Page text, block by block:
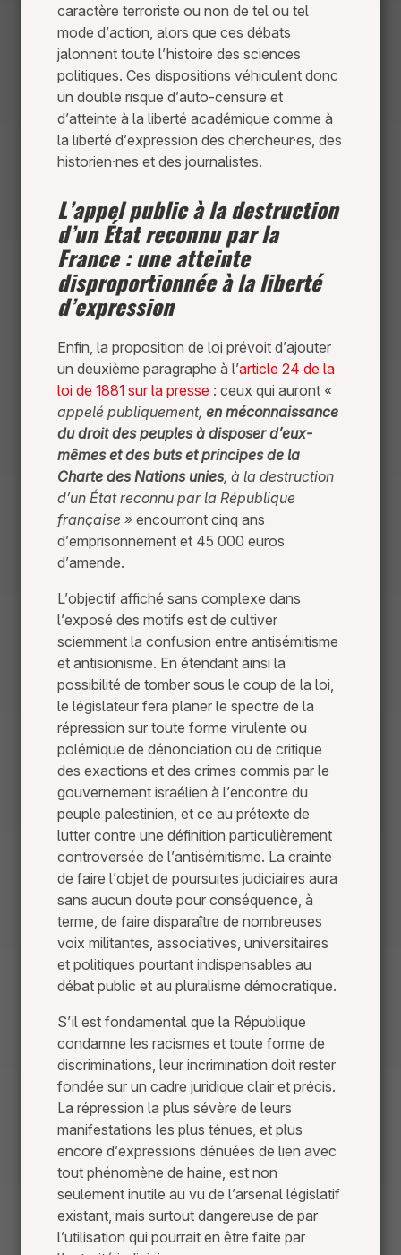
caractère terroriste ou non de tel ou tel
mode d’action, alors que ces débats
jalonnent toute l’histoire des sciences
politiques. Ces dispositions véhiculent donc
un double risque d’auto-censure et
d’atteinte à la liberté académique comme à
la liberté d’expression des chercheur·es, des
historien·nes et des journalistes.
L’appel public à la destruction
d’un État reconnu par la
France : une atteinte
disproportionnée à la liberté
d’expression
Enfin, la proposition de loi prévoit d’ajouter
un deuxième paragraphe à l’article 24 de la
loi de 1881 sur la presse : ceux qui auront «
appelé publiquement, en méconnaissance
du droit des peuples à disposer d’eux-
mêmes et des buts et principes de la
Charte des Nations unies, à la destruction
d’un État reconnu par la République
française » encourront cinq ans
d’emprisonnement et 45 000 euros
d’amende.
L’objectif affiché sans complexe dans
l’exposé des motifs est de cultiver
sciemment la confusion entre antisémitisme
et antisionisme. En étendant ainsi la
possibilité de tomber sous le coup de la loi,
le législateur fera planer le spectre de la
répression sur toute forme virulente ou
polémique de dénonciation ou de critique
des exactions et des crimes commis par le
gouvernement israélien à l’encontre du
peuple palestinien, et ce au prétexte de
lutter contre une définition particulièrement
controversée de l’antisémitisme. La crainte
de faire l’objet de poursuites judiciaires aura
sans aucun doute pour conséquence, à
terme, de faire disparaître de nombreuses
voix militantes, associatives, universitaires
et politiques pourtant indispensables au
débat public et au pluralisme démocratique.
S’il est fondamental que la République
condamne les racismes et toute forme de
discriminations, leur incrimination doit rester
fondée sur un cadre juridique clair et précis.
La répression la plus sévère de leurs
manifestations les plus ténues, et plus
encore d’expressions dénuées de lien avec
tout phénomène de haine, est non
seulement inutile au vu de l’arsenal législatif
existant, mais surtout dangereuse de par
l’utilisation qui pourrait en être faite par